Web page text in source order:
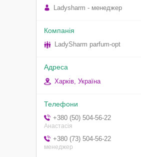
Ladysharm - менеджер
LadySharm parfum-opt
Харків, Україна
+380 (50) 504-56-22
Анастасія
+380 (73) 504-56-22
менеджер